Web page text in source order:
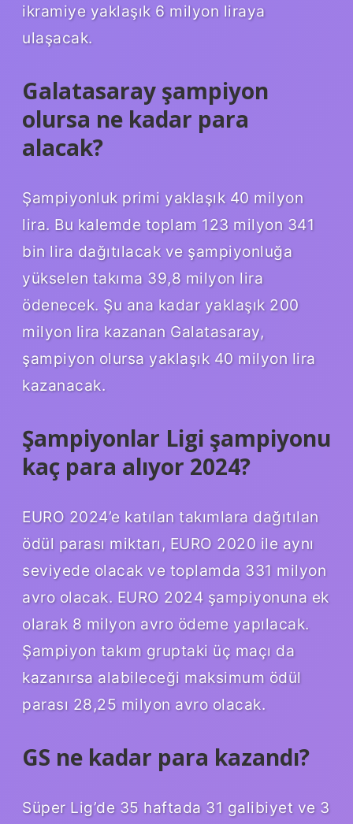
ikramiye yaklaşık 6 milyon liraya
ulaşacak.
Galatasaray şampiyon
olursa ne kadar para
alacak?
Şampiyonluk primi yaklaşık 40 milyon
lira. Bu kalemde toplam 123 milyon 341
bin lira dağıtılacak ve şampiyonluğa
yükselen takıma 39,8 milyon lira
ödenecek. Şu ana kadar yaklaşık 200
milyon lira kazanan Galatasaray,
şampiyon olursa yaklaşık 40 milyon lira
kazanacak.
Şampiyonlar Ligi şampiyonu
kaç para alıyor 2024?
EURO 2024’e katılan takımlara dağıtılan
ödül parası miktarı, EURO 2020 ile aynı
seviyede olacak ve toplamda 331 milyon
avro olacak. EURO 2024 şampiyonuna ek
olarak 8 milyon avro ödeme yapılacak.
Şampiyon takım gruptaki üç maçı da
kazanırsa alabileceği maksimum ödül
parası 28,25 milyon avro olacak.
GS ne kadar para kazandı?
Süper Lig’de 35 haftada 31 galibiyet ve 3